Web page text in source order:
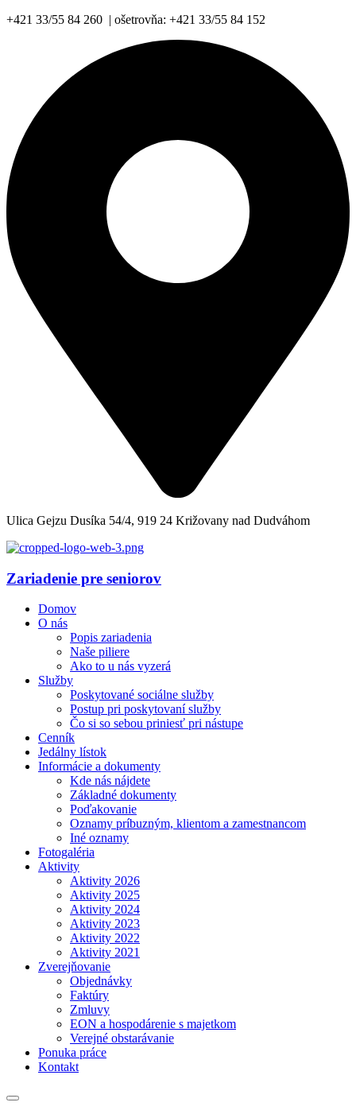
+421 33/55 84 260 | ošetrovňa: +421 33/55 84 152
Ulica Gejzu Dusíka 54/4, 919 24 Križovany nad Dudváhom
Zariadenie pre seniorov
Domov
O nás
Popis zariadenia
Naše piliere
Ako to u nás vyzerá
Služby
Poskytované sociálne služby
Postup pri poskytovaní služby
Čo si so sebou priniesť pri nástupe
Cenník
Jedálny lístok
Informácie a dokumenty
Kde nás nájdete
Základné dokumenty
Poďakovanie
Oznamy príbuzným, klientom a zamestnancom
Iné oznamy
Fotogaléria
Aktivity
Aktivity 2026
Aktivity 2025
Aktivity 2024
Aktivity 2023
Aktivity 2022
Aktivity 2021
Zverejňovanie
Objednávky
Faktúry
Zmluvy
EON a hospodárenie s majetkom
Verejné obstarávanie
Ponuka práce
Kontakt